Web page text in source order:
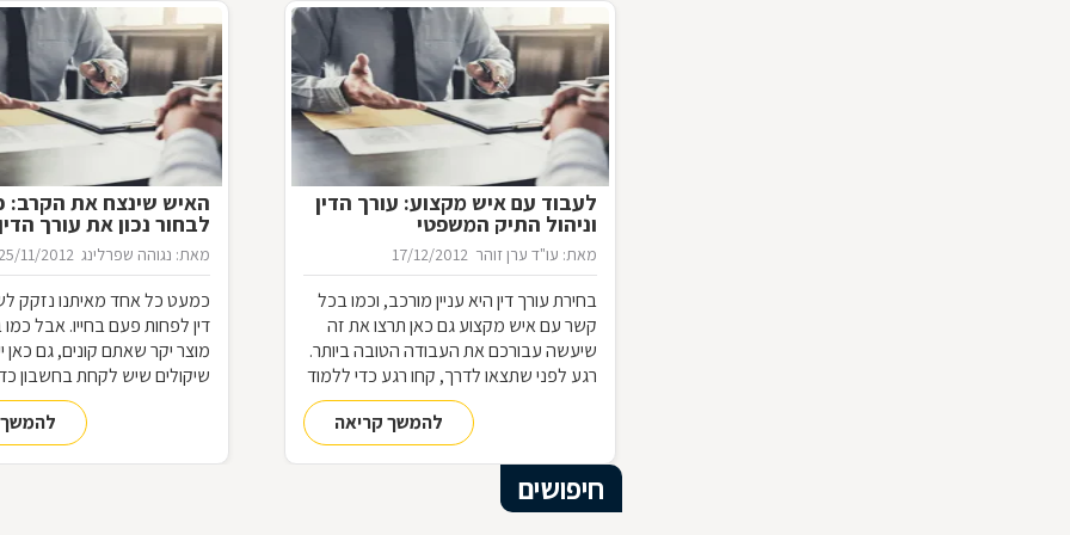
לעבוד עם איש מקצוע: עורך הדין
וניהול התיק המשפטי
מאת: עו"ד ערן זוהר 17/12/2012
בחירת עורך דין היא עניין מורכב, וכמו בכל
קשר עם איש מקצוע גם כאן תרצו את זה
שיעשה עבורכם את העבודה הטובה ביותר.
רגע לפני שתצאו לדרך, קחו רגע כדי ללמוד
מי רשאי לעסוק בעריכת דין ומה הידע
הבסיסי הנדרש כדי לטפל בתיק שלכם
להמשך קריאה
האיש שינצח את הקרב:
לבחור נכון את עורך
מאת: נגוהה שפרלינג 25/11/2012
כמעט כל אחד מאיתנו נזקק
דין לפחות פעם בחייו. אבל
מוצר יקר שאתם קונים, גם
שיקולים שיש לקחת בחשבון
הבחירה הנכונה: איך תדע
לגשת, איפה כדאי לך לחפש,
לבדוק ועל מי כדאי לך
חיפושים